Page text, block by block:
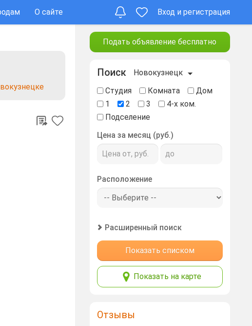
О сайте Вход и регистрация
Подать объявление бесплатно
Поиск
Новокузнецк
Студия
Комната
Дом
1
2 3
4-х ком.
Подселение
Цена за месяц (руб.)
Расположение
Расширенный поиск
Показать списком
Показать на карте
Отзывы